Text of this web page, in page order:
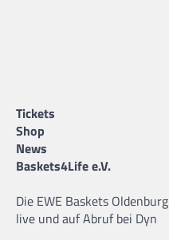
Tickets
Shop
News
Baskets4Life e.V.
Die EWE Baskets Oldenburg
live und auf Abruf bei Dyn